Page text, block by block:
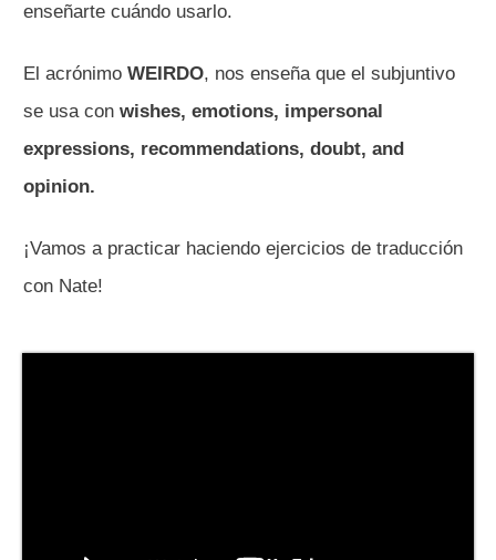
enseñarte cuándo usarlo.
El acrónimo WEIRDO, nos enseña que el subjuntivo
se usa con wishes, emotions, impersonal
expressions, recommendations, doubt, and
opinion.
¡Vamos a practicar haciendo ejercicios de traducción
con Nate!